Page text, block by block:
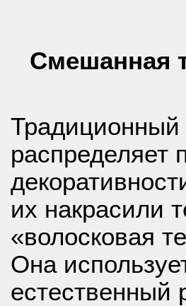
Смешанная
Традиционный
распределяет
их накрасили
«волосковая
Она
естественный